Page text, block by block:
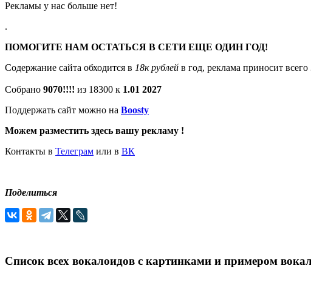
Рекламы у нас больше нет!
.
ПОМОГИТЕ НАМ ОСТАТЬСЯ В СЕТИ ЕЩЕ ОДИН ГОД!
Содержание сайта обходится в 18к рублей в год, реклама приносит всего
Собрано 9070!!!! из 18300 к 1.01 2027
Поддержать сайт можно на Boosty
Можем разместить здесь вашу рекламу !
Контакты в Телеграм или в ВК
Поделиться
Список всех вокалоидов с картинками и примером